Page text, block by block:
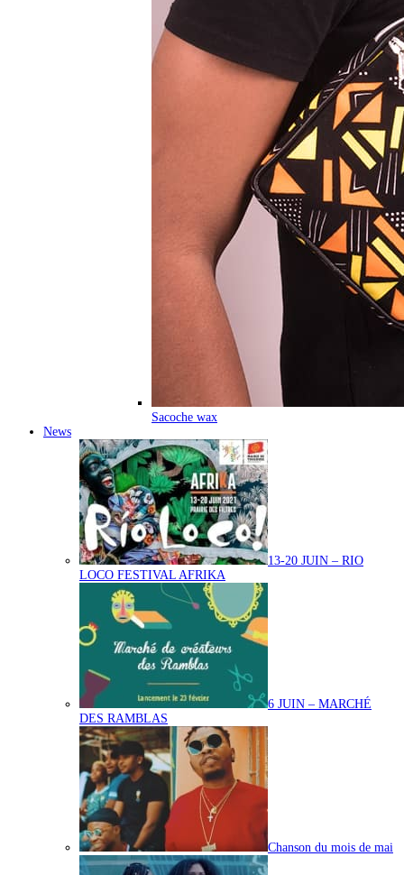
Sacoche wax
News
13-20 JUIN – RIO
LOCO FESTIVAL AFRIKA
6 JUIN – MARCHÉ
DES RAMBLAS
Chanson du mois de mai